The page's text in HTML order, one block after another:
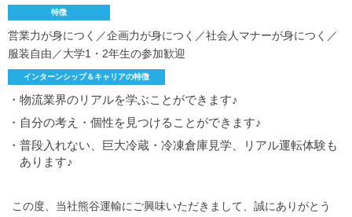
特徴
営業力が身につく／企画力が身につく／社会人マナーが身につく／
服装自由／大学1・2年生の参加歓迎
インターンシップ＆キャリアの特徴
・物流業界のリアルを学ぶことができます♪
・自分の考え・個性を見つけることができます♪
・普段入れない、巨大冷蔵・冷凍倉庫見学、リアル運転体験も
あります♪
この度、当社熊谷運輸にご興味いただきまして、誠にありがとう